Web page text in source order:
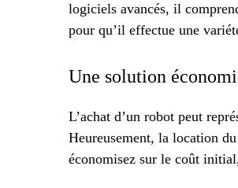
logiciels avancés, il
pour qu’il effectue une
Une solution
L’achat d’un robot peut
Heureusement, la location du
économisez sur le coût